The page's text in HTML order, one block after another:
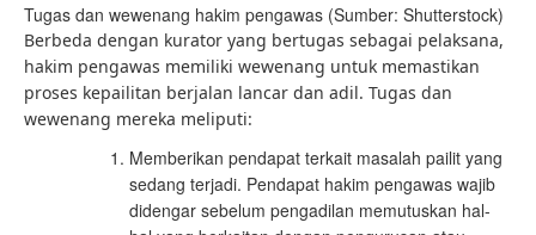
Tugas dan wewenang hakim pengawas (Sumber: Shutterstock)
Berbeda dengan kurator yang bertugas sebagai pelaksana,
hakim pengawas memiliki wewenang untuk memastikan
proses kepailitan berjalan lancar dan adil. Tugas dan
wewenang mereka meliputi:
Memberikan pendapat terkait masalah pailit yang
sedang terjadi. Pendapat hakim pengawas wajib
didengar sebelum pengadilan memutuskan hal-